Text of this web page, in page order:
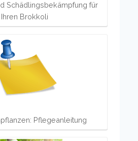
Schädlingsbekämpfung für
Ihren Brokkoli
Pflegeanleitung